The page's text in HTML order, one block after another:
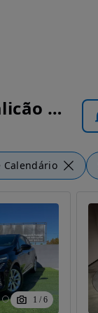
Renault Clio Vila Nova de Famalicão e Calendário - Carros
Calendário
1 / 6